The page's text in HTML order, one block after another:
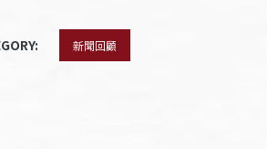
新聞回顧